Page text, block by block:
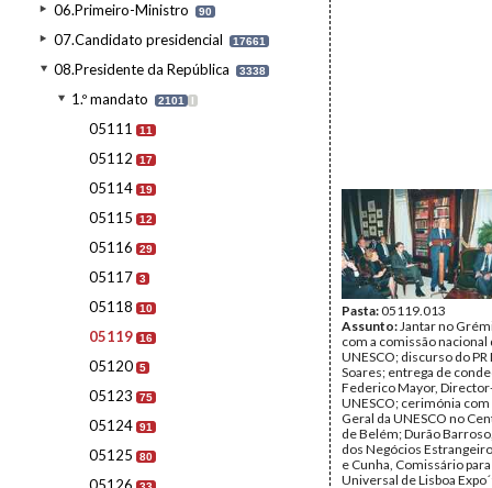
06.Primeiro-Ministro 90
07.Candidato presidencial 17661
08.Presidente da República 3338
1.º mandato 2101 I
05111 11
05112 17
05114 19
05115 12
05116 29
05117 3
05118 10
05119 16
05120 5
05123 75
05124 91
05125 80
Pasta:05119.013
Assunto:Jantar no
com a comissão nacional
UNESCO; discurso do
Soares; entrega de
Federico Mayor,
UNESCO; cerimónia
Geral da UNESCO no
de Belém; Durão
dos Negócios
e Cunha, Comissário
Universal de Lisboa